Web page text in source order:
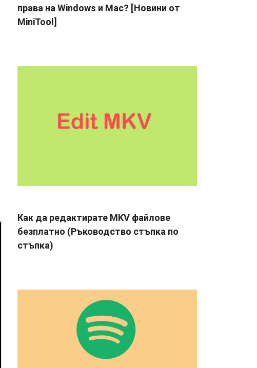
права на Windows и Mac? [Новини от
MiniTool]
Как да редактирате MKV файлове
безплатно (Ръководство стъпка по
стъпка)